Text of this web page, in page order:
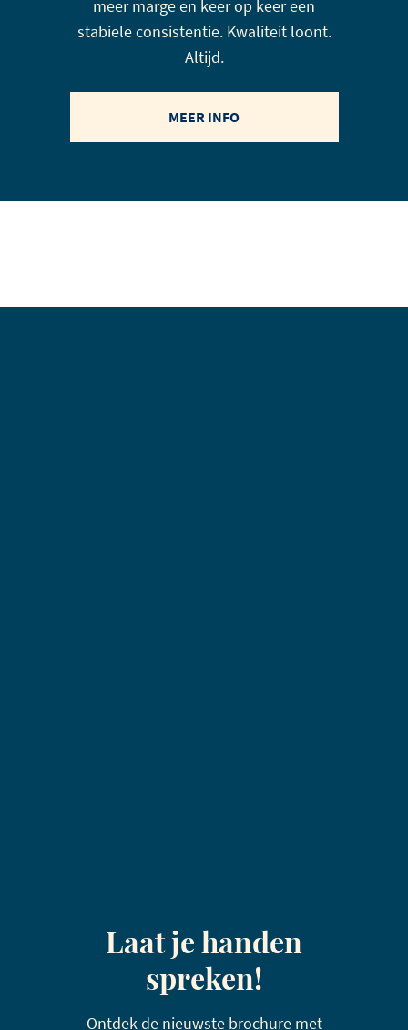
meer marge en keer op keer een
stabiele consistentie. Kwaliteit loont.
Altijd.
MEER INFO
Laat je handen
spreken!
Ontdek de nieuwste brochure met